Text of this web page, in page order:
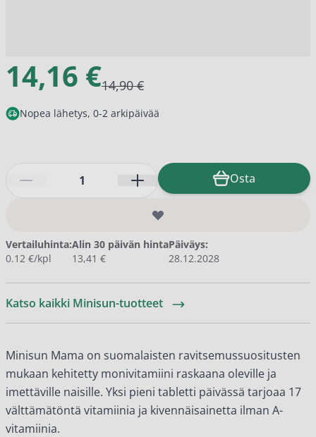
14,16 €14,90 €
Nopea lähetys, 0-2 arkipäivää
Osta
Vertailuhinta:
0.12 €/kpl
Alin 30 päivän hinta
13,41 €
Päiväys:
28.12.2028
Katso kaikki Minisun-tuotteet
Minisun Mama on suomalaisten ravitsemussuositusten
mukaan kehitetty monivitamiini raskaana oleville ja
imettäville naisille. Yksi pieni tabletti päivässä tarjoaa 17
välttämätöntä vitamiinia ja kivennäisainetta ilman A-
vitamiinia.